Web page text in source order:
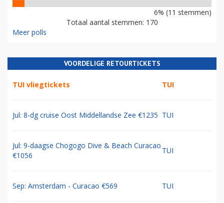
6% (11 stemmen)
Totaal aantal stemmen: 170
Meer polls
VOORDELIGE RETOURTICKETS
TUI vliegtickets TUI
Jul: 8-dg cruise Oost Middellandse Zee €1235 TUI
Jul: 9-daagse Chogogo Dive & Beach Curacao
€1056
TUI
Sep: Amsterdam - Curacao €569 TUI